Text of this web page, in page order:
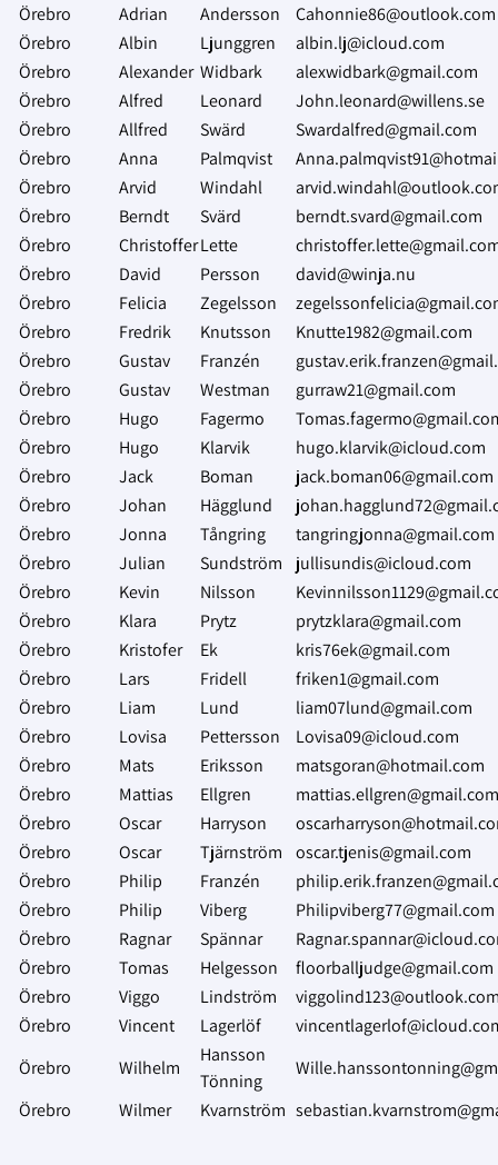
Örebro
Adrian Andersson
Cahonnie86@outlook.com
Örebro
Albin Ljunggren
albin.lj@icloud.com
Örebro
Alexander Widbark
alexwidbark@gmail.com
Örebro
Alfred Leonard
John.leonard@willens.se
Örebro
Allfred Swärd
Swardalfred@gmail.com
Örebro
Anna Palmqvist
Örebro
Arvid Windahl
Örebro
Berndt Svärd
berndt.svard@gmail.com
Örebro
ChristofferLette
Örebro
David Persson
david@winja.nu
Örebro
Felicia Zegelsson
Örebro
Fredrik Knutsson
Knutte1982@gmail.com
Örebro
Gustav Franzén
Örebro
Gustav Westman
gurraw21@gmail.com
Örebro
Hugo Fagermo
Örebro
Hugo Klarvik
hugo.klarvik@icloud.com
Örebro
Jack Boman
jack.boman06@gmail.com
Örebro
Johan Hägglund
Örebro
Jonna Tångring
tangringjonna@gmail.com
Örebro
Julian Sundström
jullisundis@icloud.com
Örebro
Kevin Nilsson
Örebro
Klara Prytz
prytzklara@gmail.com
Örebro
Kristofer Ek
kris76ek@gmail.com
Örebro
Lars Fridell
friken1@gmail.com
Örebro
Liam Lund
liam07lund@gmail.com
Örebro
Lovisa Pettersson
Lovisa09@icloud.com
Örebro
Mats Eriksson
matsgoran@hotmail.com
Örebro
Mattias Ellgren
mattias.ellgren@gmail.com
Örebro
Oscar Harryson
Örebro
Oscar Tjärnström
oscar.tjenis@gmail.com
Örebro
Philip Franzén
Örebro
Philip Viberg
Philipviberg77@gmail.com
Örebro
Ragnar Spännar
Örebro
Tomas Helgesson
floorballjudge@gmail.com
Örebro
Viggo Lindström
Örebro
Vincent Lagerlöf
Örebro
Wilhelm
Hansson
Tönning
Örebro
Wilmer Kvarnström